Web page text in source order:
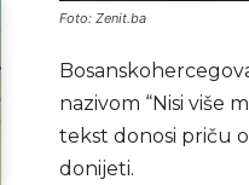
Foto: Zenit.ba
nazivom “Nisi više
tekst donosi priču
donijeti.